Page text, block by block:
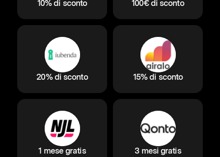
10% di sconto 100€ di sconto
20% di sconto 15% di sconto
1 mese gratis 3 mesi gratis